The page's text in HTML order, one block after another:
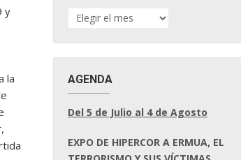
y
la
HISTÓRICO
DE
AGENDA
Del 5 de Julio al 4 de Agosto
EXPO DE HIPERCOR A ERMUA, EL